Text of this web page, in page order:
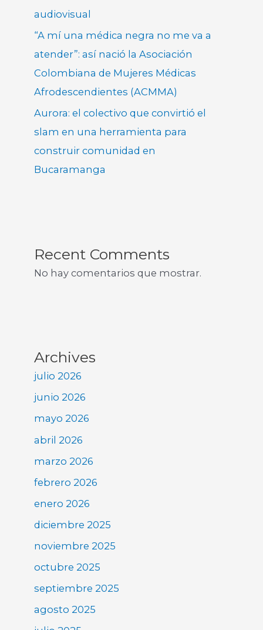
audiovisual
“A mí una médica negra no me va a
atender”: así nació la Asociación
Colombiana de Mujeres Médicas
Afrodescendientes (ACMMA)
Aurora: el colectivo que convirtió el
slam en una herramienta para
construir comunidad en
Bucaramanga
Recent Comments
No hay comentarios que mostrar.
Archives
julio 2026
junio 2026
mayo 2026
abril 2026
marzo 2026
febrero 2026
enero 2026
diciembre 2025
noviembre 2025
octubre 2025
septiembre 2025
agosto 2025